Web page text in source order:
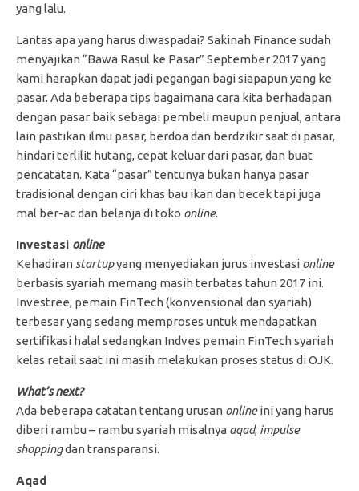
yang lalu.
Lantas apa yang harus diwaspadai? Sakinah Finance sudah
menyajikan “Bawa Rasul ke Pasar” September 2017 yang
kami harapkan dapat jadi pegangan bagi siapapun yang ke
pasar. Ada beberapa tips bagaimana cara kita berhadapan
dengan pasar baik sebagai pembeli maupun penjual, antara
lain pastikan ilmu pasar, berdoa dan berdzikir saat di pasar,
hindari terlilit hutang, cepat keluar dari pasar, dan buat
pencatatan. Kata “pasar” tentunya bukan hanya pasar
tradisional dengan ciri khas bau ikan dan becek tapi juga
mal ber-ac dan belanja di toko online.
Investasi online
Kehadiran startupyang menyediakan jurus investasi online
berbasis syariah memang masih terbatas tahun 2017 ini.
Investree, pemain FinTech (konvensional dan syariah)
terbesar yang sedang memproses untuk mendapatkan
sertifikasi halal sedangkan Indves pemain FinTech syariah
kelas retail saat ini masih melakukan proses status di OJK.
What’s next?
Ada beberapa catatan tentang urusan onlineini yang harus
diberi rambu – rambu syariah misalnya aqad, impulse
shoppingdan transparansi.
Aqad